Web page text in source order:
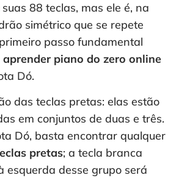
88 teclas, mas ele é, na
simétrico que se repete
passo fundamental
aprender piano do zero online
Dó.
das teclas pretas: elas estão
em conjuntos de duas e três.
Dó, basta encontrar qualquer
pretas; a tecla branca
esquerda desse grupo será